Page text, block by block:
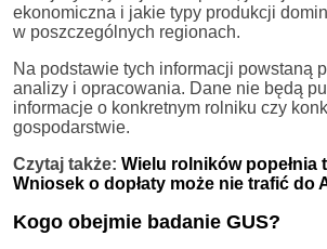
ekonomiczna i jakie typy produkcji
w poszczególnych regionach.
Na podstawie tych informacji powstaną
analizy i opracowania. Dane nie będą
informacje o konkretnym rolniku czy
gospodarstwie.
Czytaj także: Wielu rolników popełnia
Wniosek o dopłaty może nie trafić do
Kogo obejmie badanie GUS?